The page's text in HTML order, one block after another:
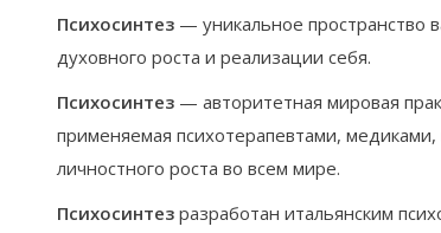
Психосинтез — уникальное пространство
духовного роста и реализации себя.
Психосинтез — авторитетная мировая
применяемая психотерапевтами,
личностного роста во всем мире.
Психосинтез разработан итальянским